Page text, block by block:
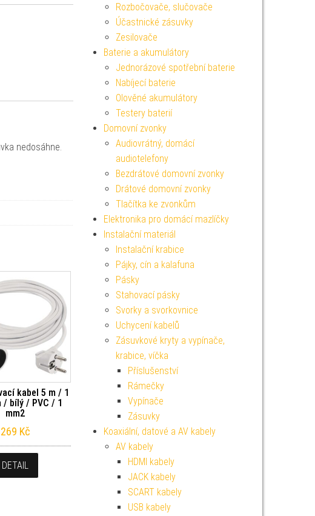
nedosáhne.
kabel 5 m / 1
/ bílý / PVC / 1
mm2
269 Kč
DETAIL
Rozbočovače, slučovače
Účastnické zásuvky
Zesilovače
Baterie a akumulátory
Jednorázové spotřební baterie
Nabíjecí baterie
Olověné akumulátory
Testery baterií
Domovní zvonky
Audiovrátný, domácí
audiotelefony
Bezdrátové domovní zvonky
Drátové domovní zvonky
Tlačítka ke zvonkům
Elektronika pro domácí mazlíčky
Instalační materiál
Instalační krabice
Pájky, cín a kalafuna
Pásky
Stahovací pásky
Svorky a svorkovnice
Uchycení kabelů
Zásuvkové kryty a vypínače,
krabice, víčka
Příslušenství
Rámečky
Vypínače
Zásuvky
Koaxiální, datové a AV kabely
AV kabely
HDMI kabely
JACK kabely
SCART kabely
USB kabely